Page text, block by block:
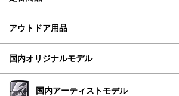
アウトドア用品
国内オリジナルモデル
国内アーティストモデル